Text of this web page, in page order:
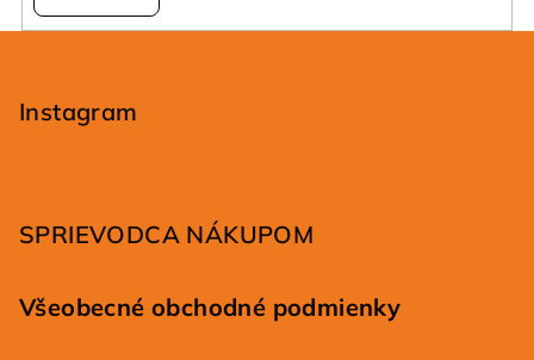
Instagram
SPRIEVODCA NÁKUPOM
Všeobecné obchodné podmienky